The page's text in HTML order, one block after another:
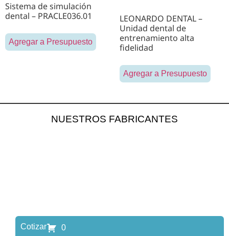
Sistema de simulación
dental – PRACLE036.01
Agregar a Presupuesto
LEONARDO DENTAL –
Unidad dental de
entrenamiento alta
fidelidad
Agregar a Presupuesto
NUESTROS FABRICANTES
Cotizar 0